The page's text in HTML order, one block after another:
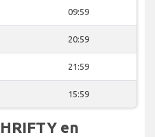
09:59
20:59
21:59
15:59
en